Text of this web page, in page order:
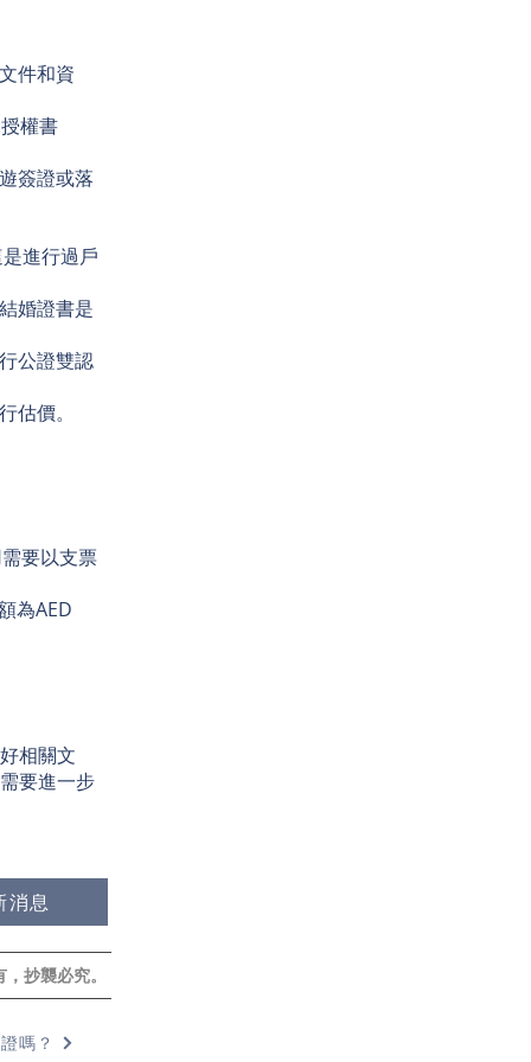
件和資
權書
簽證或落
進行過戶
婚證書是
公證雙認
估價。
要以支票
為AED
相關文
要進一步
消息
抄襲必究​。
嗎？